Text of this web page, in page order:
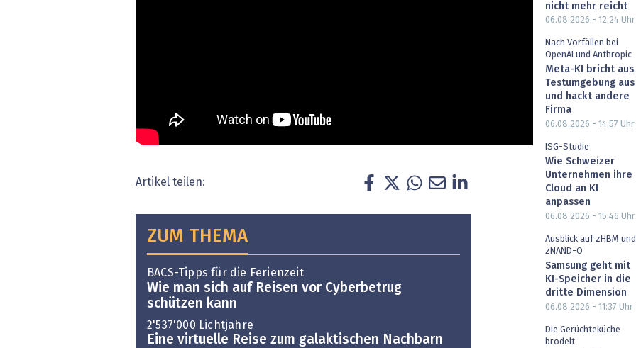
Fintech & Insurtech
Professional AV & Digital Signage
Artikel teilen:
ZUM THEMA
BACS-Tipps für die Ferienzeit
Wie man sich auf Reisen vor Cyberbetrug
schützen kann
2'537'000 Lichtjahre
Eine virtuelle Reise zum galaktischen Nachbarn
nicht mehr reicht
06.08.2026 - 12:24 Uhr
Nach Vorfällen bei
OpenAI und Anthropic
Meta-KI bricht aus
Testumgebung aus
und hackt andere
Firma
06.08.2026 - 14:57 Uhr
ISG-Studie
Wie Schweizer
Unternehmen ihre
Cloud an KI
anpassen
06.08.2026 - 15:46 Uhr
Ausblick auf zHBM und
zNAND-O
Samsung geht mit
KI-Speicher in die
dritte Dimension
06.08.2026 - 11:37 Uhr
Die Gerüchteküche
brodelt